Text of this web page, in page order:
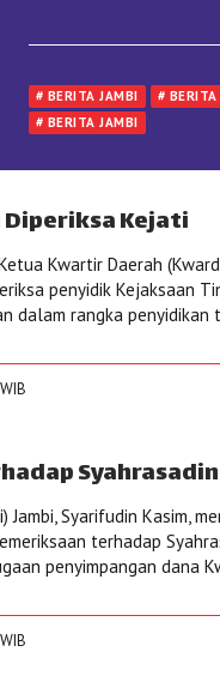
# BERITA JAMBI # BERITA
# BERITA JAMBI
Diperiksa Kejati
Kwartir Daerah
penyidik Kejaksaan
dalam rangka
Syarifudin Kasim,
terhadap
penyimpangan dana